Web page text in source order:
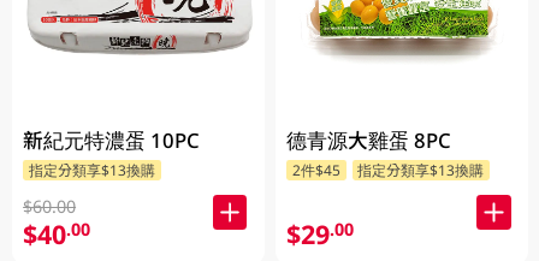
新紀元特濃蛋 10PC
指定分類享$13換購
$60.00
$40.00
德青源大雞蛋 8PC
2件$45 指定分類享$13換購
$29.00